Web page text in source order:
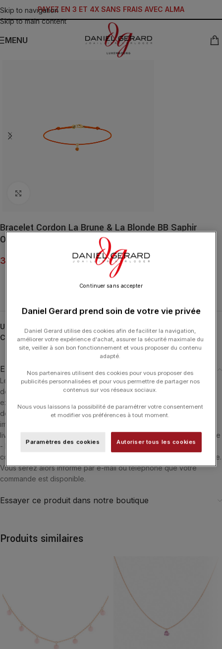
Skip to navigation
Skip to main content
PAYEZ EN 3 ET 4X SANS FRAIS AVEC ALMA
MENU
Bracelet Cordon La Brune & La Blonde BB Saphir
Orange 0,15 ct
330.00
UGS :
Catégorie : LA BRUNE ET LA BLONDE
Expédition & Livraison
Les produits en stock sont généralement expédiés dans un délai
de 24 heures ouvrées après réception du paiement. Ils sont
expédiés via le transporteur le plus adéquate en fonction du lieu
de livraison. Si le produit n'est pas en stock il sera commandé
immédiatement et nous vous informerons dès sa réception. La
livraison est offerte dans les 3 pays suivants : Luxembourg - France
- Belgique. Si vous souhaitez être accueilli par l'un de nos
conseiller, vous pouvez choisir le retrait de vos achats en boutique.
Vous serez alors informé par e-mail ou téléphone que votre
commande est disponible.
Essayer ce produit dans notre boutique
Produits similaires
Daniel Gerard prend soin de votre vie privée
Daniel Gerard utilise des cookies afin de faciliter la navigation,
améliorer votre expérience d'achat, assurer la sécurité maximale du
site, veiller à son bon fonctionnement et vous proposer du contenu
adapté.
Nos partenaires utilisent des cookies pour vous proposer des
publicités personnalisées et pour vous permettre de partager nos
contenus sur vos réseaux sociaux.
Nous vous laissons la possibilité de paramétrer votre consentement
et modifier vos préférences à tout moment.
Paramètres des cookies Autoriser tous les cookies
Continuer sans accepter